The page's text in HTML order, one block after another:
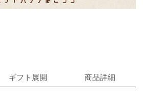
ギフト展開 商品詳細